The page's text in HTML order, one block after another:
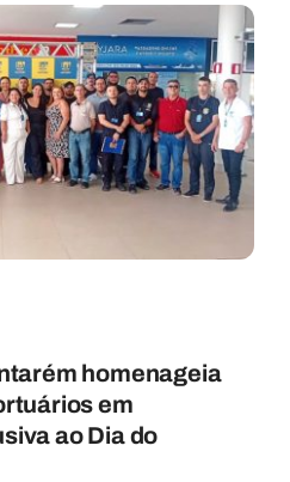
homenageia
em
ao Dia do